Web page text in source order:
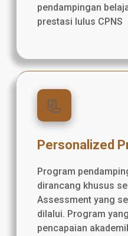
pendampingan
prestasi lulus CPNS
📃
Personalized
Program
dirancang khusus
Assessment yang
dilalui. Program
pencapaian